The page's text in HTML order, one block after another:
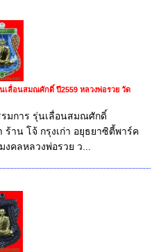
เลื่อนสมณศักดิ์ ปี2559 หลวงพ่อรวย วัด
รมการ รุ่นเลื่อนสมณศักดิ์
ร้าน โจ้ กรุงเก่า อยุธยาซิตี้พาร์ค
คลหลวงพ่อรวย ว...